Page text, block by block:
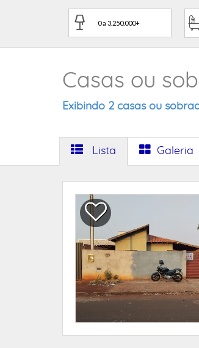
Casas ou
Exibindo 2 casas ou
Lista Galeria